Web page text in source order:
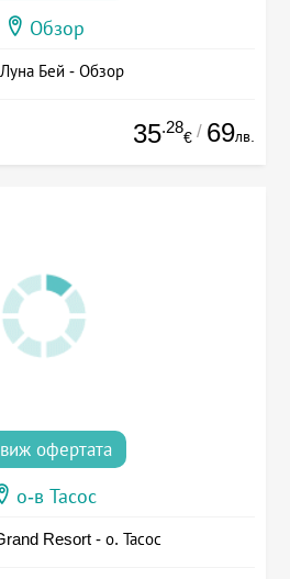
Обзор
Бей - Обзор
35.28
€ / 69лв.
виж офертата
о-в Тасос
Resort - о. Тасос